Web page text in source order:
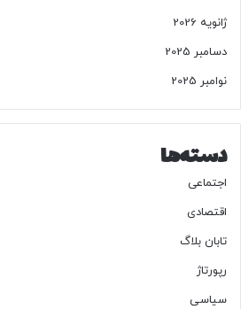
ژانویه 2026
دسامبر 2025
نوامبر 2025
دسته‌ها
اجتماعی
اقتصادی
تابان بلاگ
رپورتاژ
سیاسی